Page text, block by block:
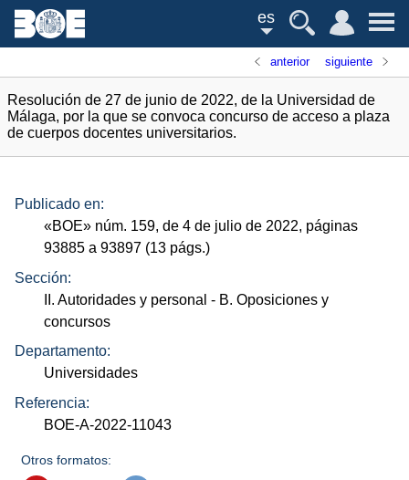
es
anterior siguiente
Resolución de 27 de junio de 2022, de la Universidad de
Málaga, por la que se convoca concurso de acceso a plaza
de cuerpos docentes universitarios.
Publicado en:
«BOE» núm. 159, de 4 de julio de 2022, páginas
93885 a 93897 (13 págs.)
Sección:
II. Autoridades y personal - B. Oposiciones y
concursos
Departamento:
Universidades
Referencia:
BOE-A-2022-11043
Otros formatos: